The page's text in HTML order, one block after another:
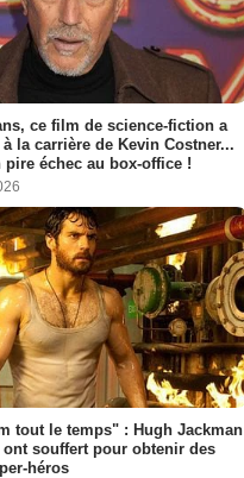
ce film de science-fiction a
la carrière de Kevin Costner...
pire échec au box-office !
tout le temps" : Hugh Jackman
ont souffert pour obtenir des
héros